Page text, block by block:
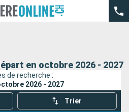
en octobre 2026 - 2027
de recherche :
2026 - 2027
Trier